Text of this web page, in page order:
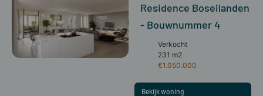
Residence Boseilanden
- Bouwnummer 4
Verkocht
231 m2
€1.050.000
Bekijk woning